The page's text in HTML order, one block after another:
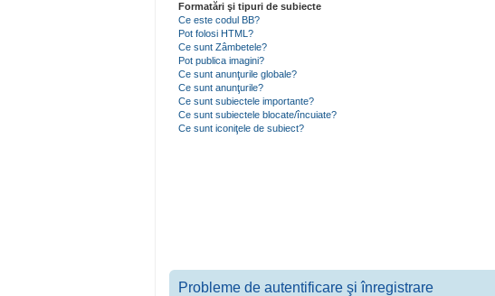
Formatări şi tipuri de subiecte
Ce este codul BB?
Pot folosi HTML?
Ce sunt Zâmbetele?
Pot publica imagini?
Ce sunt anunţurile globale?
Ce sunt anunţurile?
Ce sunt subiectele importante?
Ce sunt subiectele blocate/încuiate?
Ce sunt iconiţele de subiect?
Probleme de autentificare şi înregistrare